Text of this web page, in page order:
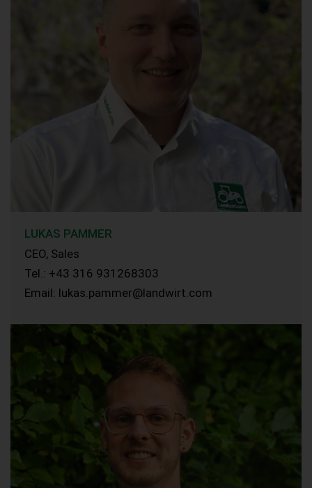
LUKAS PAMMER
CEO, Sales
Tel.: +43 316 931268303
Email: lukas.pammer@landwirt.com